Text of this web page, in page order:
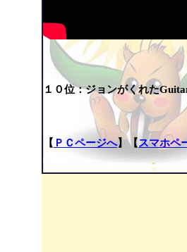
１０位：ジョンがくれた
【 ＰＣページへ】【 スマホペ